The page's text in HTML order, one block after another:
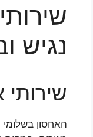
נגיש
האחסון